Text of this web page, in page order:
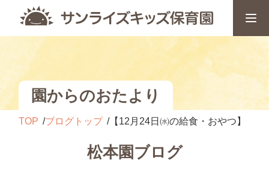
園からのおたより
TOP ブログトップ 【12月24日㈬の給食・おやつ】
松本園ブログ